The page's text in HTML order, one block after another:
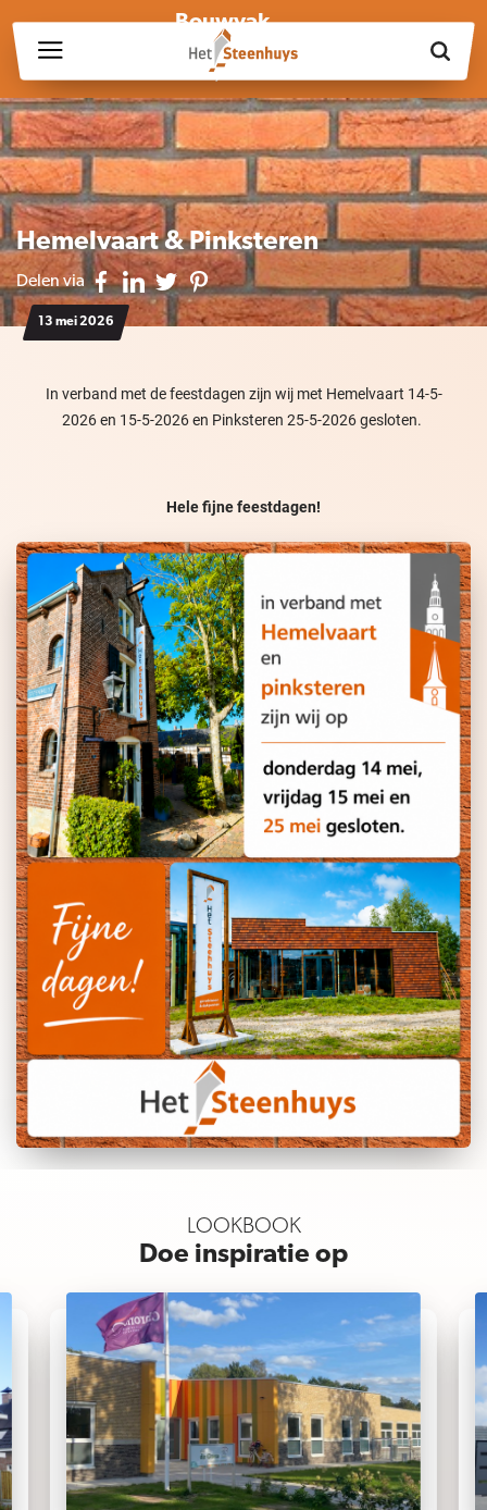
Bouwvak
Wij zijn wegens de bouwvak gesloten op vrijdag 17 juli en in
week 30, 31 en 32.
Hemelvaart & Pinksteren
Delen via
13 mei 2026
In verband met de feestdagen zijn wij met Hemelvaart 14-5-
2026 en 15-5-2026 en Pinksteren 25-5-2026 gesloten.
Hele fijne feestdagen!
LOOKBOOK
Doe inspiratie op